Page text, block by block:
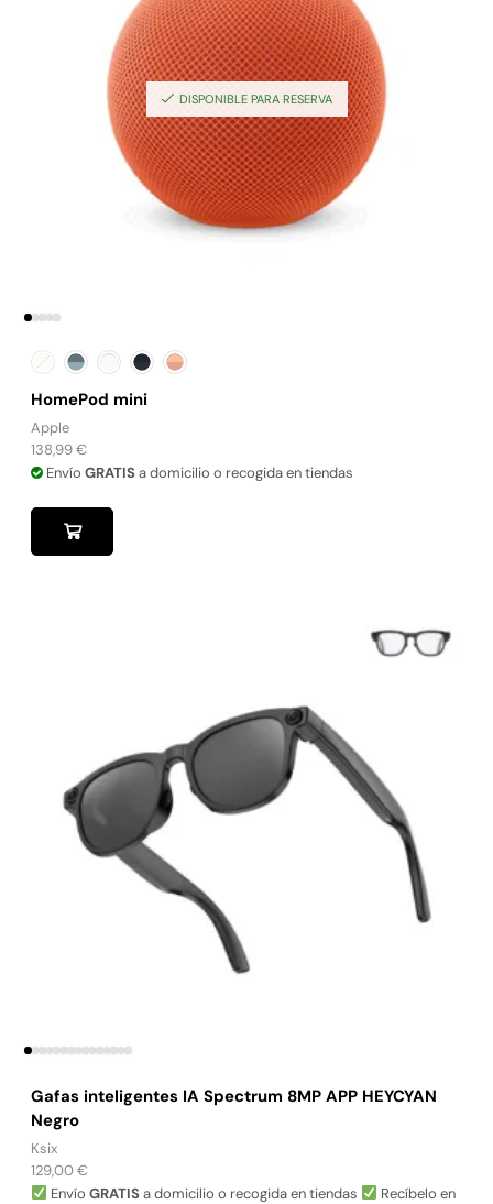
DISPONIBLE PARA RESERVA
HomePod mini
Apple
138,99€
Envío GRATISa domicilio o recogida en tiendas
Gafas inteligentes IA Spectrum 8MP APP HEYCYAN
Negro
Ksix
129,00€
Envío GRATISa domicilio o recogida en tiendas
Recíbelo en